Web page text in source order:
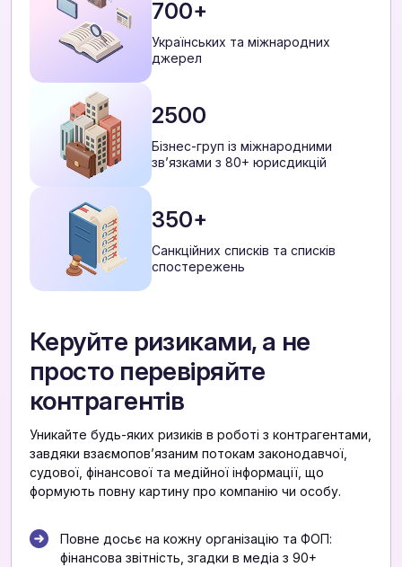
700+
Українських та міжнародних
джерел
2500
Бізнес-груп із міжнародними
звʼязками з 80+ юрисдикцій
350+
Санкційних списків та списків
спостережень
Керуйте ризиками, а не
просто перевіряйте
контрагентів
Уникайте будь-яких ризиків в роботі з контрагентами,
завдяки взаємоповʼязаним потокам законодавчої,
судової, фінансової та медійної інформації, що
формують повну картину про компанію чи особу.
Повне досьє на кожну організацію та ФОП:
фінансова звітність, згадки в медіа з 90+